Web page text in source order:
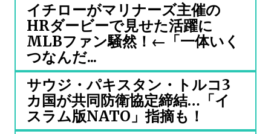
イチローがマリナーズ主催の
HRダービーで見せた活躍に
MLBファン騒然！←「一体いく
つなんだ...
サウジ・パキスタン・トルコ3
カ国が共同防衛協定締結…「イ
スラム版NATO」指摘も！